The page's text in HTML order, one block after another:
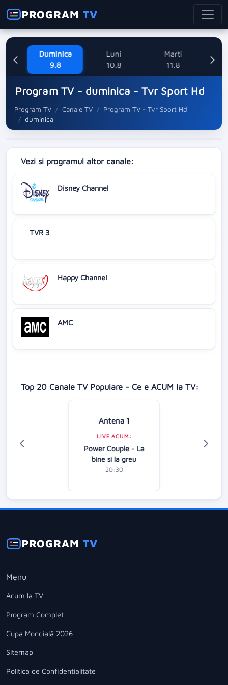
PROGRAMTV
Duminica
9.8
Luni
10.8
Marti
11.8
Program TV - duminica - Tvr Sport Hd
Program TV Canale TV
Program TV - Tvr Sport Hd
duminica
Vezi si programul altor canale:
Disney Channel
TVR 3
Happy Channel
AMC
Top 20 Canale TV Populare - Ce e ACUM la TV:
Antena 1
LIVE ACUM:
Power Couple - La
bine si la greu
20:30
PROGRAMTV
Menu
Acum la TV
Program Complet
Cupa Mondială 2026
Sitemap
Politica de Confidentialitate